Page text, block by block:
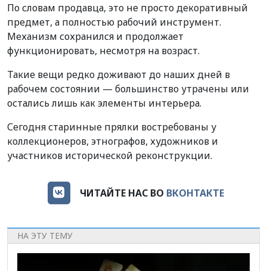
По словам продавца, это не просто декоративный
предмет, а полностью рабочий инструмент.
Механизм сохранился и продолжает
функционировать, несмотря на возраст.
Такие вещи редко доживают до наших дней в
рабочем состоянии — большинство утрачены или
остались лишь как элементы интерьера.
Сегодня старинные прялки востребованы у
коллекционеров, этнографов, художников и
участников исторической реконструкции.
ЧИТАЙТЕ НАС ВО ВКОНТАКТЕ
НА ЭТУ ТЕМУ